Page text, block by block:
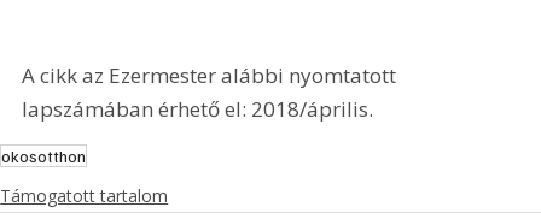
A cikk az Ezermester alábbi nyomtatott
lapszámában érhető el: 2018/április.
okosotthon
Támogatott tartalom